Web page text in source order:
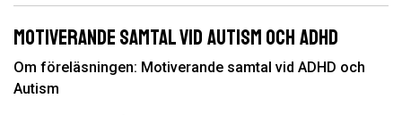
Motiverande samtal vid autism och ADHD
Om föreläsningen: Motiverande samtal vid ADHD och
Autism